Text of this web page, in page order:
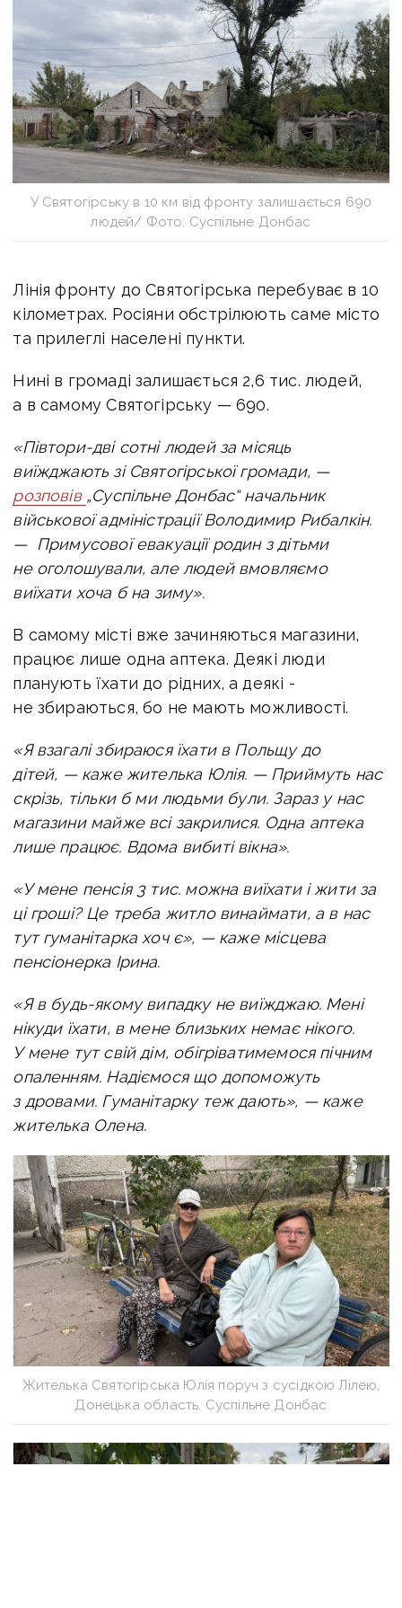
У Святогірську в 10 км від фронту залишається 690
людей/ Фото: Суспільне Донбас
Лінія фронту до Святогірська перебуває в 10
кілометрах. Росіяни обстрілюють саме місто
та прилеглі населені пункти.
Нині в громаді залишається 2,6 тис. людей,
а в самому Святогірську — 690.
«Півтори-дві сотні людей за місяць
виїжджають зі Святогірської громади, —
розповів „Суспільне Донбас“ начальник
військової адміністрації Володимир Рибалкін.
— Примусової евакуації родин з дітьми
не оголошували, але людей вмовляємо
виїхати хоча б на зиму».
В самому місті вже зачиняються магазини,
працює лише одна аптека. Деякі люди
планують їхати до рідних, а деякі -
не збираються, бо не мають можливості.
«Я взагалі збираюся їхати в Польщу до
дітей, — каже жителька Юлія. — Приймуть нас
скрізь, тільки б ми людьми були. Зараз у нас
магазини майже всі закрилися. Одна аптека
лише працює. Вдома вибиті вікна».
«У мене пенсія 3 тис. можна виїхати і жити за
ці гроші? Це треба житло винаймати, а в нас
тут гуманітарка хоч є», — каже місцева
пенсіонерка Ірина.
«Я в будь-якому випадку не виїжджаю. Мені
нікуди їхати, в мене близьких немає нікого.
У мене тут свій дім, обігріватимемося пічним
опаленням. Надіємося що допоможуть
з дровами. Гуманітарку теж дають», — каже
жителька Олена.
Жителька Святогірська Юлія поруч з сусідкою Лілею,
Донецька область. Суспільне Донбас